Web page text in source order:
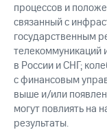
процессов и
связанный с
государственным
телекоммуникаций
в России и СНГ;
с финансовым
выше и/или
могут повлиять на
результаты.